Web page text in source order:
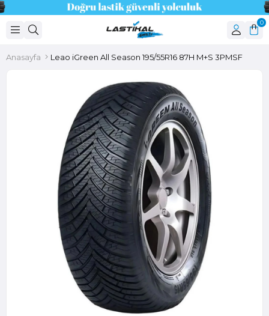
0
Anasayfa Leao iGreen All Season 195/55R16 87H M+S 3PMSF